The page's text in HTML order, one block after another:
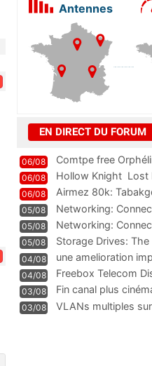
Antennes
EN DIRECT DU FORUM
06/08 Comtpe free
06/08 Hollow Knight 
06/08
Airmez 80k:
Technologie und
05/08 Networking:
05/08
Networking:
Information
05/08
Storage Drives:
Management
04/08
une amelioration
WIFI
04/08
Freebox Telecom
Communi
03/08 Fin canal plus
03/08 VLANs multiples